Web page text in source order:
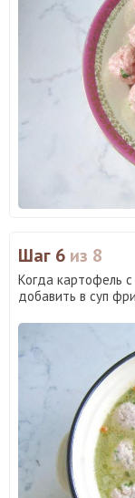
Шаг 6 из 8
Когда картофель
добавить в суп